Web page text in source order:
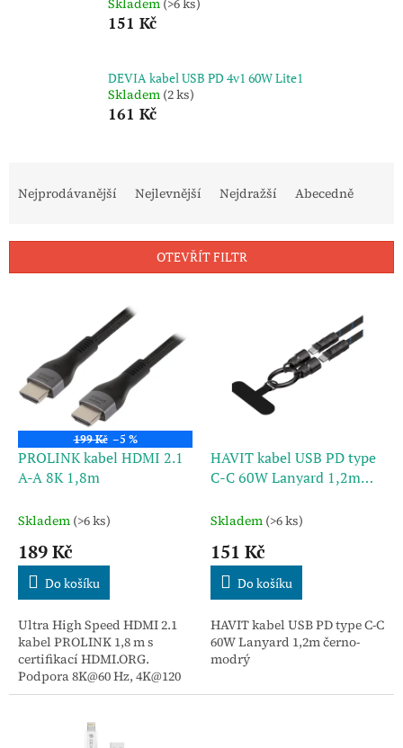
Skladem (>6 ks)
151 Kč
DEVIA kabel USB PD 4v1 60W Lite1
Skladem (2 ks)
161 Kč
í
Nejprodávanější Nejlevnější Nejdražší Abecedně
OTEVŘÍT FILTR
199 Kč –5 %
PROLINK kabel HDMI 2.1
A-A 8K 1,8m
Skladem (>6 ks)
189 Kč
Do košíku
Ultra High Speed HDMI 2.1
kabel PROLINK 1,8 m s
certifikací HDMI.ORG.
Podpora 8K@60 Hz, 4K@120
Hz, eARC, VRR a HDR.
šířka pásma 48 Gb/s.
HAVIT kabel USB PD type
C-C 60W Lanyard 1,2m
Skladem (>6 ks)
151 Kč
Do košíku
HAVIT kabel USB PD type C-C
60W Lanyard 1,2m černo-
modrý